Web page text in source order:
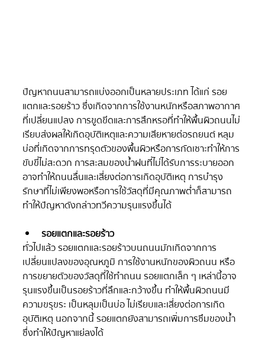
ปัญหาถนนสามารถแบ่งออกเป็นหลายประเภท ได้แก่ รอย
แตกและรอยร้าว ซึ่งเกิดจากการใช้งานหนักหรือสภาพอากาศ
ที่เปลี่ยนแปลง การขูดขีดและการสึกหรอที่ทำให้พื้นผิวถนนไม่
เรียบส่งผลให้เกิดอุบัติเหตุและความเสียหายต่อรถยนต์ หลุม
บ่อที่เกิดจากการทรุดตัวของพื้นผิวหรือการกัดเซาะทำให้การ
ขับขี่ไม่สะดวก การสะสมของน้ำฝนที่ไม่ได้รับการระบายออก
อาจทำให้ถนนลื่นและเสี่ยงต่อการเกิดอุบัติเหตุ การบำรุง
รักษาที่ไม่เพียงพอหรือการใช้วัสดุที่มีคุณภาพต่ำก็สามารถ
ทำให้ปัญหาดังกล่าวทวีความรุนแรงขึ้นได้
รอยแตกและรอยร้าว
ทั่วไปแล้ว รอยแตกและรอยร้าวบนถนนมักเกิดจากการ
เปลี่ยนแปลงของอุณหภูมิ การใช้งานหนักของผิวถนน หรือ
การขยายตัวของวัสดุที่ใช้ทำถนน รอยแตกเล็ก ๆ เหล่านี้อาจ
รุนแรงขึ้นเป็นรอยร้าวที่ลึกและกว้างขึ้น ทำให้พื้นผิวถนนมี
ความขรุขระ เป็นหลุมเป็นบ่อ ไม่เรียบและเสี่ยงต่อการเกิด
อุบัติเหตุ นอกจากนี้ รอยแตกยังสามารถเพิ่มการซึมของน้ำ
ซึ่งทำให้ปัญหาแย่ลงได้